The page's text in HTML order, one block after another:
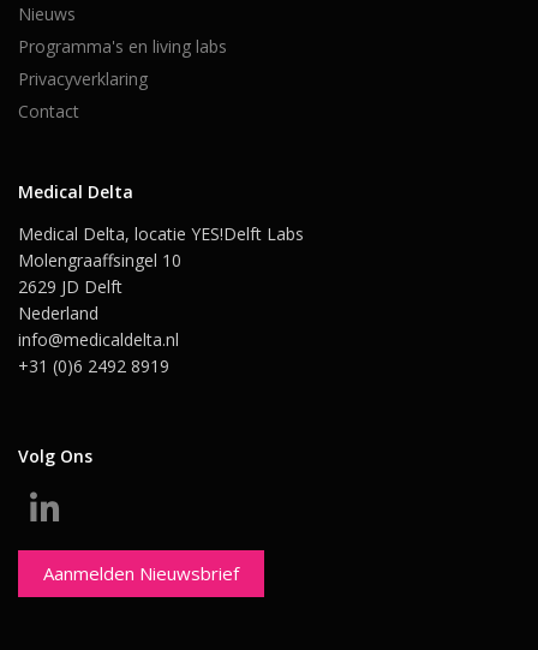
Nieuws
Programma's en living labs
Privacyverklaring
Contact
Medical Delta
Medical Delta, locatie YES!Delft Labs
Molengraaffsingel 10
2629 JD Delft
Nederland
info@medicaldelta.nl
+31 (0)6 2492 8919
Volg Ons
Aanmelden Nieuwsbrief